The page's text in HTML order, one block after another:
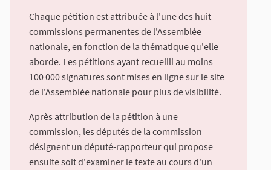
Chaque pétition est attribuée à l'une des huit
commissions permanentes de l'Assemblée
nationale, en fonction de la thématique qu'elle
aborde. Les pétitions ayant recueilli au moins
100 000 signatures sont mises en ligne sur le site
de l'Assemblée nationale pour plus de visibilité.
Après attribution de la pétition à une
commission, les députés de la commission
désignent un député-rapporteur qui propose
ensuite soit d'examiner le texte au cours d'un